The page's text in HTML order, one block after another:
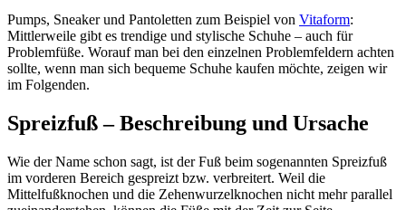
Pumps, Sneaker und Pantoletten zum Beispiel von Vitaform:
Mittlerweile gibt es trendige und stylische Schuhe – auch für
Problemfüße. Worauf man bei den einzelnen Problemfeldern achten
sollte, wenn man sich bequeme Schuhe kaufen möchte, zeigen wir
im Folgenden.
Spreizfuß – Beschreibung und Ursache
Wie der Name schon sagt, ist der Fuß beim sogenannten Spreizfuß
im vorderen Bereich gespreizt bzw. verbreitert. Weil die
Mittelfußknochen und die Zehenwurzelknochen nicht mehr parallel